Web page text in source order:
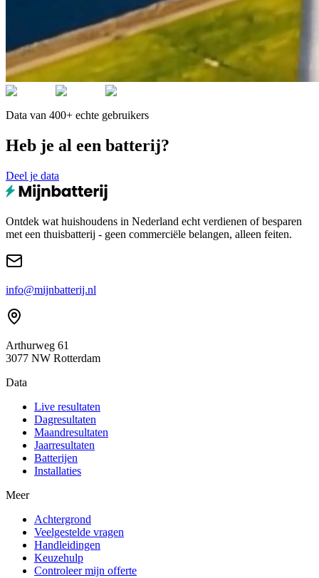
Data van 400+ echte gebruikers
Heb je al een batterij?
Deel je data
Ontdek wat huishoudens in Nederland echt verdienen of besparen
met een thuisbatterij - geen commerciële belangen, alleen feiten.
info@mijnbatterij.nl
Arthurweg 61
3077 NW Rotterdam
Data
Live resultaten
Dagresultaten
Maandresultaten
Jaarresultaten
Batterijen
Installaties
Meer
Achtergrond
Veelgestelde vragen
Handleidingen
Keuzehulp
Controleer mijn offerte